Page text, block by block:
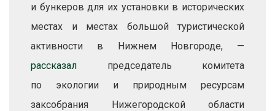
и бункеров для их установки в исторических
местах и местах большой туристической
активности в Нижнем Новгороде, —
рассказал председатель комитета
по экологии и природным ресурсам
заксобрания Нижегородской области